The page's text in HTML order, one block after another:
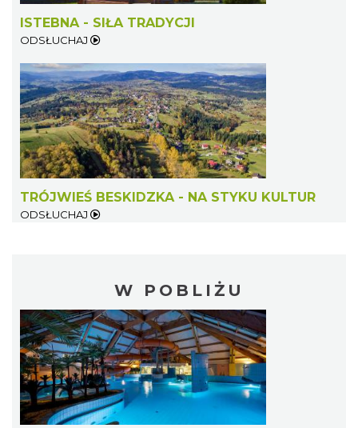
ISTEBNA - SIŁA TRADYCJI
ODSŁUCHAJ
TRÓJWIEŚ BESKIDZKA - NA STYKU KULTUR
ODSŁUCHAJ
W POBLIŻU